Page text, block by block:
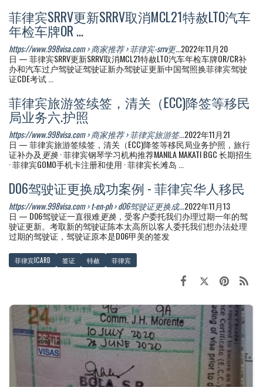
菲律宾SRRV更新SRRV取消MCL21特赦LTO汽车
年检车牌OR ...
https://www.998visa.com › 商家推荐 › 菲律宾-srrv更...2022年11月20
日 — 菲律宾SRRV更新SRRV取消MCL21特赦LTO汽车年检车牌OR/CR补
办和汽车过户驾驶证驾驶证新办驾驶证更新中国驾照换菲律宾驾驶
证CDE考试 ...
菲律宾旅游签续签，清关（ECC)降签等移民
局业务六.护照
https://www.998visa.com › 商家推荐 › 菲律宾旅游签...2022年11月21
日 — 菲律宾旅游签续签，清关（ECC)降签等移民局业务护照，旅行
证补办及 更换· 菲律宾钢琴学习机构推荐MANILA MAKATI BGC 长期招生
· 菲律宾GOMO手机卡注册和使用 · 菲律宾长滩岛 ...
D06驾驶证更换成功案例 - 菲律宾华人移民
https://www.998visa.com › t-en-ph › d06驾驶证更换成...2022年11月13
日 — D06驾驶证一直很难更换 ，受客户委托我们办理过期一年的驾
驶证更新。考取新的驾驶证陈本太高所以客人委托我们想办法处理
过期的驾驶证，驾驶证原本是D06甲美的签发
菲律宾ICARD 签证 特赦 菲律宾